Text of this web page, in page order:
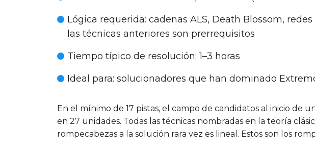
Lógica requerida: cadenas ALS, Death Blossom,
las técnicas anteriores son prerrequisitos
Tiempo típico de resolución: 1–3 horas
Ideal para: solucionadores que han dominado
En el mínimo de 17 pistas, el campo de candidatos al inicio de
en 27 unidades. Todas las técnicas nombradas en la teoría
rompecabezas a la solución rara vez es lineal. Estos son los